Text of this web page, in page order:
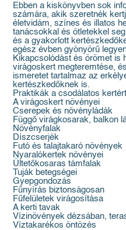
Ebben a kiskönyvben sok
számára, akik szeretnék
életvidám, színes és illatos
tanácsokkal és ötletekkel
és a gyakorlott
egész évben gyönyörű
Kikapcsolódást és örömet is
virágoskert megteremtése,
ismeretet tartalmaz az
kertészkedőknek is.
Praktikák a csodálatos kertért
A virágoskert növényei
Cserepek és növényládák
Függő virágkosarak, balkon
Növényfalak
Díszcserjék
Futó és talajtakaró növények
Nyaralókertek növényei
Ültetőkosaras támfalak
Tuják betegségei
Gyepgondozás
Fűnyírás biztonságosan
Fűfelületek virágosítása
A kerti tavak
Vízinövények dézsában,
Víztakarékos öntözés